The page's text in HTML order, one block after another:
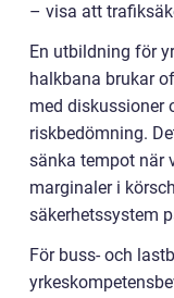
– visa att
En utbildning för
halkbana brukar
med diskussioner
riskbedömning.
sänka tempot när
marginaler i
säkerhetssystem
För buss- och